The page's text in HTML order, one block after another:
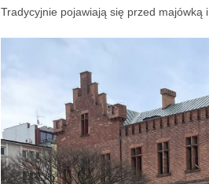
Tradycyjnie pojawiają się przed